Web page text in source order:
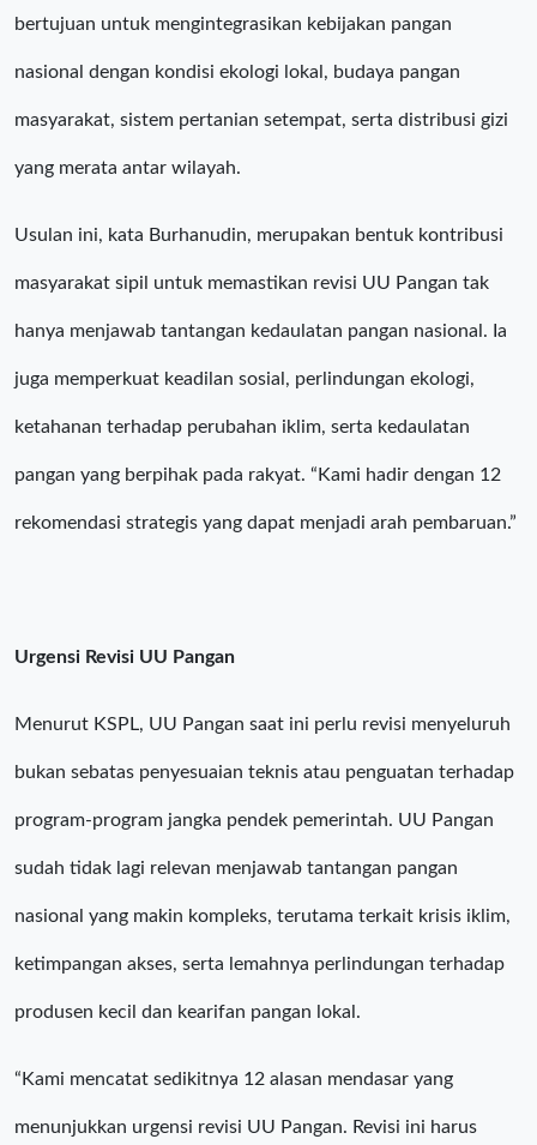
bertujuan untuk mengintegrasikan kebijakan pangan
nasional dengan kondisi ekologi lokal, budaya pangan
masyarakat, sistem pertanian setempat, serta distribusi gizi
yang merata antar wilayah.
Usulan ini, kata Burhanudin, merupakan bentuk kontribusi
masyarakat sipil untuk memastikan revisi UU Pangan tak
hanya menjawab tantangan kedaulatan pangan nasional. Ia
juga memperkuat keadilan sosial, perlindungan ekologi,
ketahanan terhadap perubahan iklim, serta kedaulatan
pangan yang berpihak pada rakyat. “Kami hadir dengan 12
rekomendasi strategis yang dapat menjadi arah pembaruan.”
Urgensi Revisi UU Pangan
Menurut KSPL, UU Pangan saat ini perlu revisi menyeluruh
bukan sebatas penyesuaian teknis atau penguatan terhadap
program-program jangka pendek pemerintah. UU Pangan
sudah tidak lagi relevan menjawab tantangan pangan
nasional yang makin kompleks, terutama terkait krisis iklim,
ketimpangan akses, serta lemahnya perlindungan terhadap
produsen kecil dan kearifan pangan lokal.
“Kami mencatat sedikitnya 12 alasan mendasar yang
menunjukkan urgensi revisi UU Pangan. Revisi ini harus